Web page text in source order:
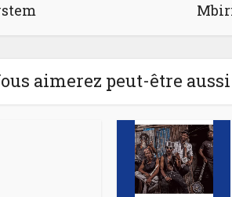
aimerez peut-être aussi